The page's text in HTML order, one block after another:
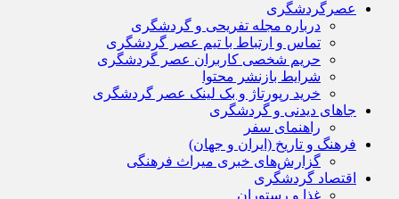
عصرگردشگری
درباره مجله تفریحی و گردشگری
تماس و ارتباط با تیم عصر گردشگری
حریم شخصی کاربران عصر گردشگری
شرایط بازنشر محتوا
خرید رپورتاژ و بک لینک عصر گردشگری
جاهای دیدنی و گردشگری
راهنمای سفر
فرهنگ و تاریخ (ایران و جهان)
گزارش‌های خبری میراث فرهنگی
اقتصاد گردشگری
غذا و رستوران